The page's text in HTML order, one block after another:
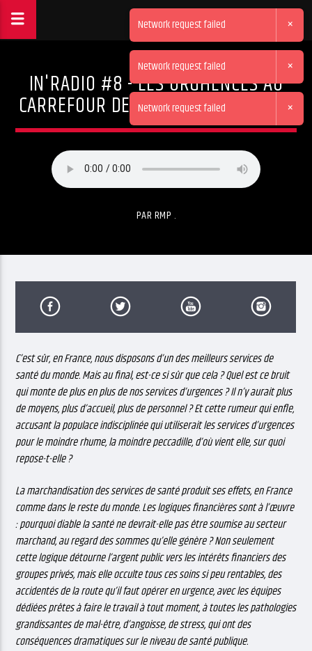
IN'RADIO #8 - LES URGHENCES AU
CARREFOUR DE TOUTES LES GALÈRES
PAR RMP .
C’est sûr, en France, nous disposons d’un des meilleurs services de
santé du monde. Mais au final, est-ce si sûr que cela ? Quel est ce bruit
qui monte de plus en plus de nos services d’urgences ? Il n’y aurait plus
de moyens, plus d’accueil, plus de personnel ? Et cette rumeur qui enfle,
accusant la populace indisciplinée qui utiliserait les services d’urgences
pour le moindre rhume, la moindre peccadille, d’où vient elle, sur quoi
repose-t-elle ?
La marchandisation des services de santé produit ses effets, en France
comme dans le reste du monde. Les logiques financières sont à l’œuvre
: pourquoi diable la santé ne devrait-elle pas être soumise au secteur
marchand, au regard des sommes qu’elle génère ? Non seulement
cette logique détourne l’argent public vers les intérêts financiers des
groupes privés, mais elle occulte tous ces soins si peu rentables, des
accidentés de la route qu’il faut opérer en urgence, avec les équipes
dédiées prêtes à faire le travail à tout moment, à toutes les pathologies
grandissantes de mal-être, d’angoisse, de stress, qui ont des
conséquences dramatiques sur le niveau de santé publique.
Network request failed ×
Network request failed ×
Network request failed ×